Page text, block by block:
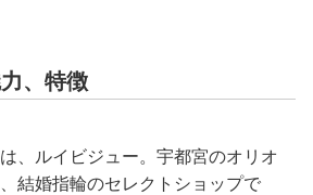
、特徴
、ルイビジュー。宇都宮のオリオ
結婚指輪のセレクトショップで